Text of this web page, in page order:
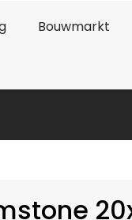
Bouwmarkt